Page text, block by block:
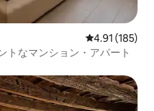
レビュー185
4.91 (185)
トなマンション・アパート